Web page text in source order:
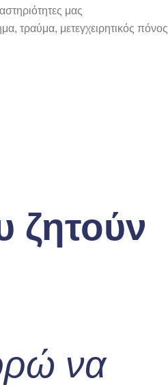
μας
τραύμα, μετεγχειρητικός πόνος
ζητούν
να